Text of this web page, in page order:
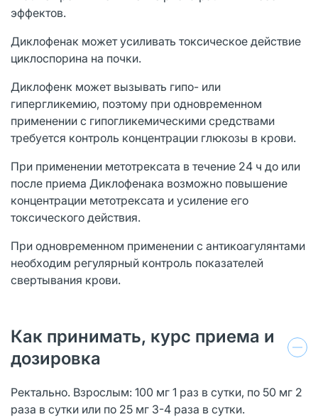
эффектов.
Диклофенак может усиливать токсическое действие
циклоспорина на почки.
Диклофенк может вызывать гипо- или
гипергликемию, поэтому при одновременном
применении с гипогликемическими средствами
требуется контроль концентрации глюкозы в крови.
При применении метотрексата в течение 24 ч до или
после приема Диклофенака возможно повышение
концентрации метотрексата и усиление его
токсического действия.
При одновременном применении с антикоагулянтами
необходим регулярный контроль показателей
свертывания крови.
Как принимать, курс приема и
дозировка
Ректально. Взрослым: 100 мг 1 раз в сутки, по 50 мг 2
раза в сутки или по 25 мг 3-4 раза в сутки.